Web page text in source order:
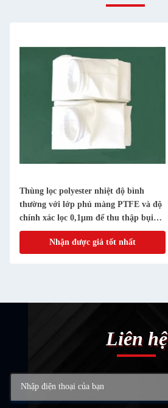
Thùng lọc polyester nhiệt độ bình
thường với lớp phủ màng PTFE và độ
chính xác lọc 0,1μm để thu thập bụi
công nghiệp
Nhận được giá tốt nhất
Liên hệ